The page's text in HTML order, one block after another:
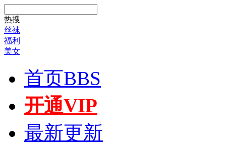
热搜
丝袜
福利
美女
首页BBS
开通VIP
最新更新